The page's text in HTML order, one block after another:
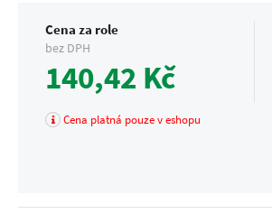
Cena za role
bez DPH
140,42 Kč
Cena platná pouze v eshopu